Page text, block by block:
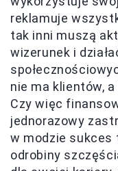
reklamuje
tak inni muszą
wizerunek i
nie ma klientów,
Czy więc
jednorazowy
w modzie sukces
odrobiny